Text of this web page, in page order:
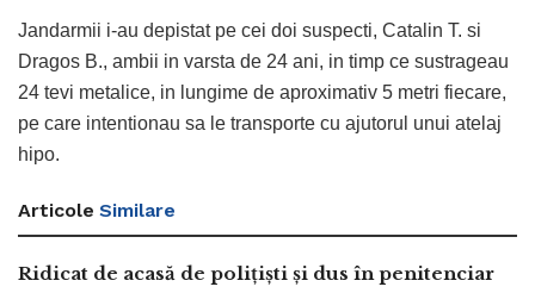
Jandarmii i-au depistat pe cei doi suspecti, Catalin T. si
Dragos B., ambii in varsta de 24 ani, in timp ce sustrageau
24 tevi metalice, in lungime de aproximativ 5 metri fiecare,
pe care intentionau sa le transporte cu ajutorul unui atelaj
hipo.
Articole Similare
Ridicat de acasă de polițiști și dus în penitenciar